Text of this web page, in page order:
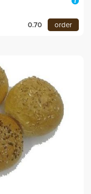
0.70 order